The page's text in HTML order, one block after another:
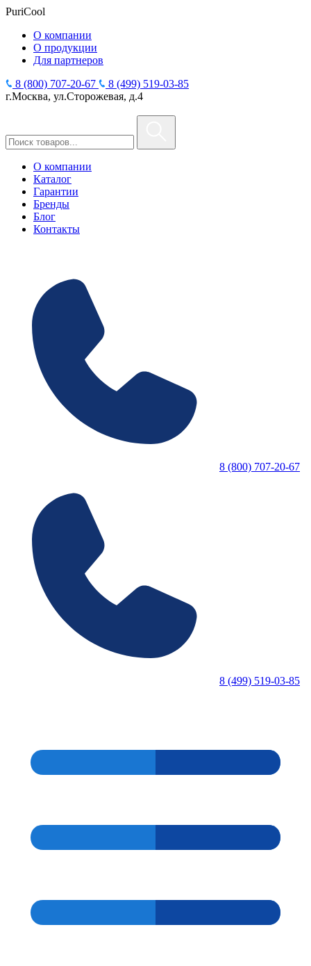
PuriCool
О компании
О продукции
Для партнеров
8 (800) 707-20-67
8 (499) 519-03-85
г.Москва, ул.Сторожевая, д.4
О компании
Каталог
Гарантии
Бренды
Блог
Контакты
8 (800) 707-20-67
8 (499) 519-03-85